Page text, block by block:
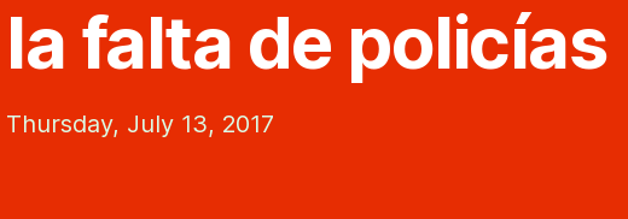
la falta de policías
Thursday, July 13, 2017